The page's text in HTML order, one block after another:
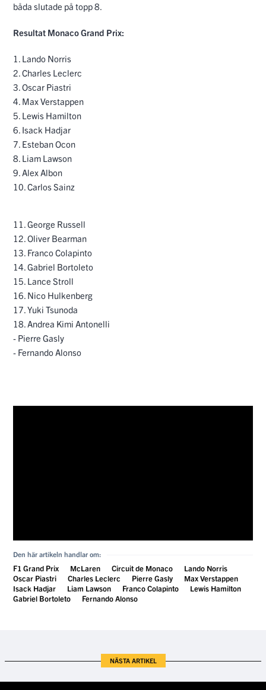
båda slutade på topp 8.
Resultat Monaco Grand Prix:
1. Lando Norris
2. Charles Leclerc
3. Oscar Piastri
4. Max Verstappen
5. Lewis Hamilton
6. Isack Hadjar
7. Esteban Ocon
8. Liam Lawson
9. Alex Albon
10. Carlos Sainz
11. George Russell
12. Oliver Bearman
13. Franco Colapinto
14. Gabriel Bortoleto
15. Lance Stroll
16. Nico Hulkenberg
17. Yuki Tsunoda
18. Andrea Kimi Antonelli
- Pierre Gasly
- Fernando Alonso
Den här artikeln handlar om:
F1 Grand Prix McLaren Circuit de Monaco
Lando Norris
Oscar Piastri
Charles Leclerc Pierre Gasly
Max Verstappen
Isack Hadjar
Liam Lawson Franco Colapinto
Lewis Hamilton
Gabriel Bortoleto
Fernando Alonso
NÄSTA ARTIKEL